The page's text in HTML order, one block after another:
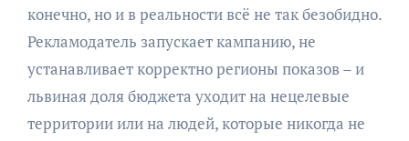
конечно, но и в реальности всё не так безобидно.
Рекламодатель запускает кампанию, не
устанавливает корректно регионы показов – и
львиная доля бюджета уходит на нецелевые
территории или на людей, которые никогда не